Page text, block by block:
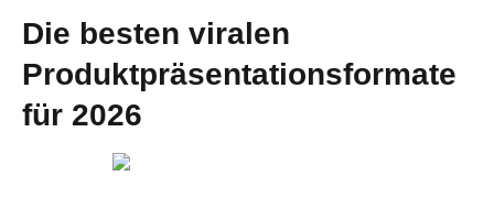
Die besten viralen
Produktpräsentationsformate
für 2026